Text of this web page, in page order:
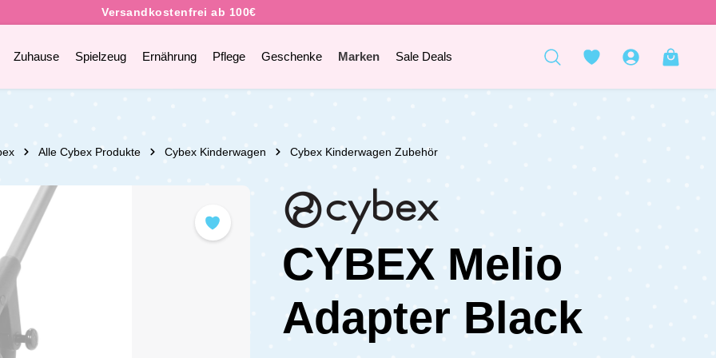
Zuhause Spielzeug Ernährung Pflege Geschenke Marken Sale Deals
Alle Cybex Produkte Cybex Kinderwagen Cybex Kinderwagen Zubehör
CYBEX Melio
Adapter Black